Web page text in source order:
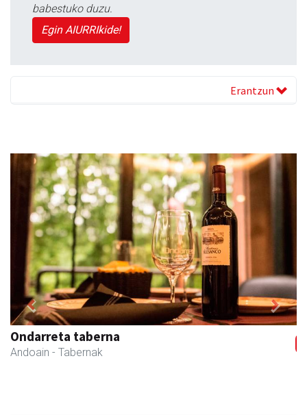
babestuko duzu.
Egin AIURRIkide!
Erantzun
Joseba altzariak
Andoain - Altzariak
Previous Next